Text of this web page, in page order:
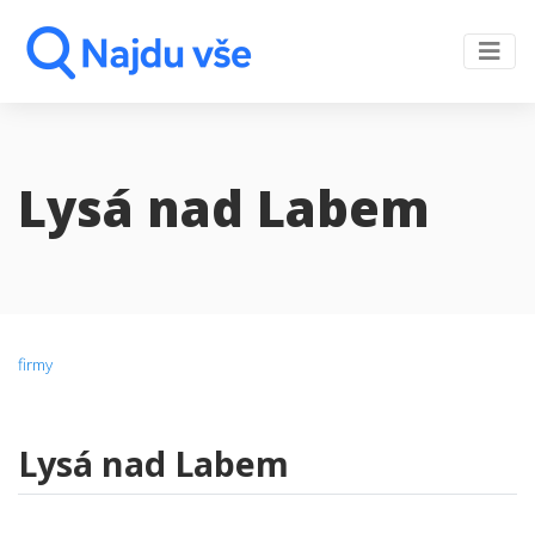
Lysá nad Labem
firmy
Lysá nad Labem